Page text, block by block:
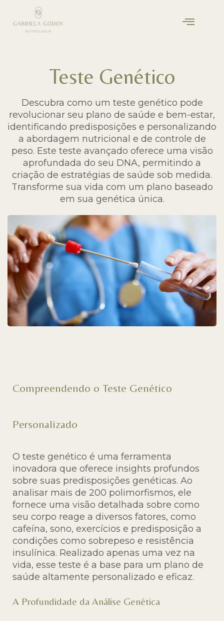
Teste Genético
Descubra como um teste genético pode
revolucionar seu plano de saúde e bem-estar,
identificando predisposições e personalizando
a abordagem nutricional e de controle de
peso. Este teste avançado oferece uma visão
aprofundada do seu DNA, permitindo a
criação de estratégias de saúde sob medida.
Transforme sua vida com um plano baseado
em sua genética única.
Compreendendo o Teste Genético
Personalizado
O teste genético é uma ferramenta
inovadora que oferece insights profundos
sobre suas predisposições genéticas. Ao
analisar mais de 200 polimorfismos, ele
fornece uma visão detalhada sobre como
seu corpo reage a diversos fatores, como
cafeína, sono, exercícios e predisposição a
condições como sobrepeso e resistência
insulínica. Realizado apenas uma vez na
vida, esse teste é a base para um plano de
saúde altamente personalizado e eficaz.
A Profundidade da Análise Genética